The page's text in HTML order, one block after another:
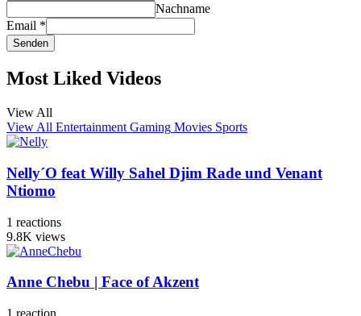
Nachname
Email *
Senden
Most Liked Videos
View All
View All Entertainment Gaming Movies Sports
Nelly´O feat Willy Sahel Djim Rade und Venant
Ntiomo
1 reactions
9.8K views
Anne Chebu | Face of Akzent
1 reaction